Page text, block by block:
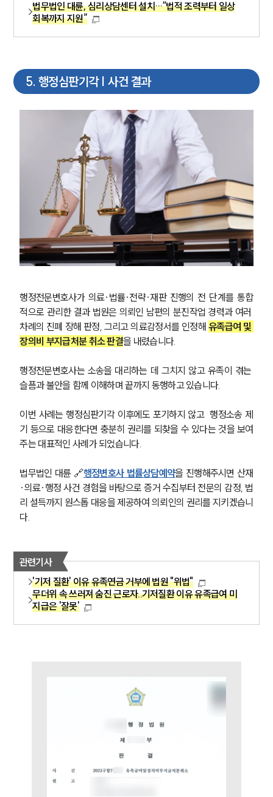
전체
구성원 소개
행정전문변호사
소식/자료
언론보도
공지사항
법률 블로그
법률서식
뉴스레터/브로슈어
세미나
대륜법률상담예약
대륜법률상담예약
법무법인 대륜, 심리상담센터 설치…“법적 조력부터 일상
회복까지 지원”
5. 행정심판기각 | 사건 결과
행정전문변호사가 의료·법률·전략·재판 진행의 전 단계를 통합
적으로 관리한 결과 법원은 의뢰인 남편의 분진작업 경력과 여러
차례의 진폐 장해 판정, 그리고 의료감정서를 인정해 유족급여 및
장의비 부지급처분 취소 판결을 내렸습니다.
행정전문변호사는 소송을 대리하는 데 그치지 않고 유족이 겪는
슬픔과 불안을 함께 이해하며 끝까지 동행하고 있습니다.
이번 사례는 행정심판기각 이후에도 포기하지 않고  행정소송 제
기 등으로 대응한다면 충분히 권리를 되찾을 수 있다는 것을 보여
주는 대표적인 사례가 되었습니다.
법무법인 대륜 🔗행정변호사 법률상담예약을 진행해주시면 산재
·의료·행정 사건 경험을 바탕으로 증거 수집부터 전문의 감정, 법
리 설득까지 원스톱 대응을 제공하여 의뢰인의 권리를 지키겠습니
다.
관련기사
'기저 질환' 이유 유족연금 거부에 법원 "위법"
무더위 속 쓰러져 숨진 근로자..기저질환 이유 유족급여 미
지급은 '잘못'